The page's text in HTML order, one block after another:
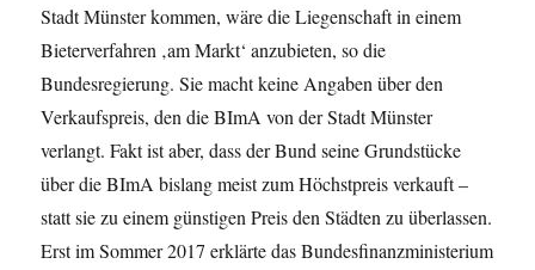
Stadt Münster kommen, wäre die Liegenschaft in einem
Bieterverfahren ‚am Markt‘ anzubieten, so die
Bundesregierung. Sie macht keine Angaben über den
Verkaufspreis, den die BImA von der Stadt Münster
verlangt. Fakt ist aber, dass der Bund seine Grundstücke
über die BImA bislang meist zum Höchstpreis verkauft –
statt sie zu einem günstigen Preis den Städten zu überlassen.
Erst im Sommer 2017 erklärte das Bundesfinanzministerium